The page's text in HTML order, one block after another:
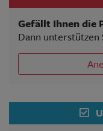
Gefällt Ihnen die
Dann